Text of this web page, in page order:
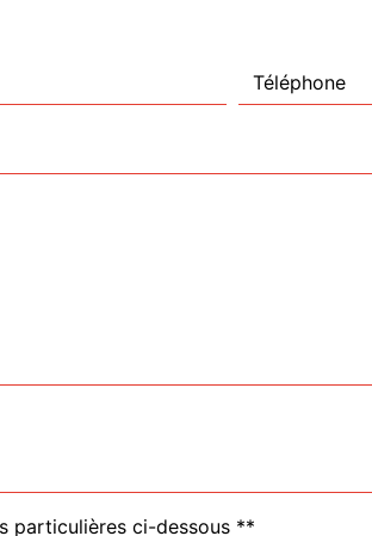
particulières ci-dessous **